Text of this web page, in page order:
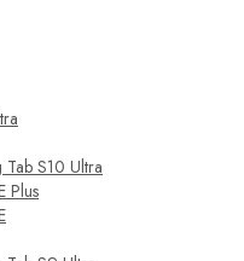
S10 Ultra
Plus